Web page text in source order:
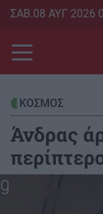
Skip
main
content
ΣΑΒ.08 ΑΥΓ 2026
ΚΟΣΜΟΣ
Άνδρας